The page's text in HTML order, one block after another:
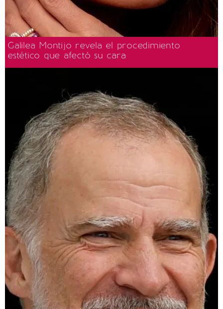
Galilea Montijo revela el procedimiento
estético que afectó su cara